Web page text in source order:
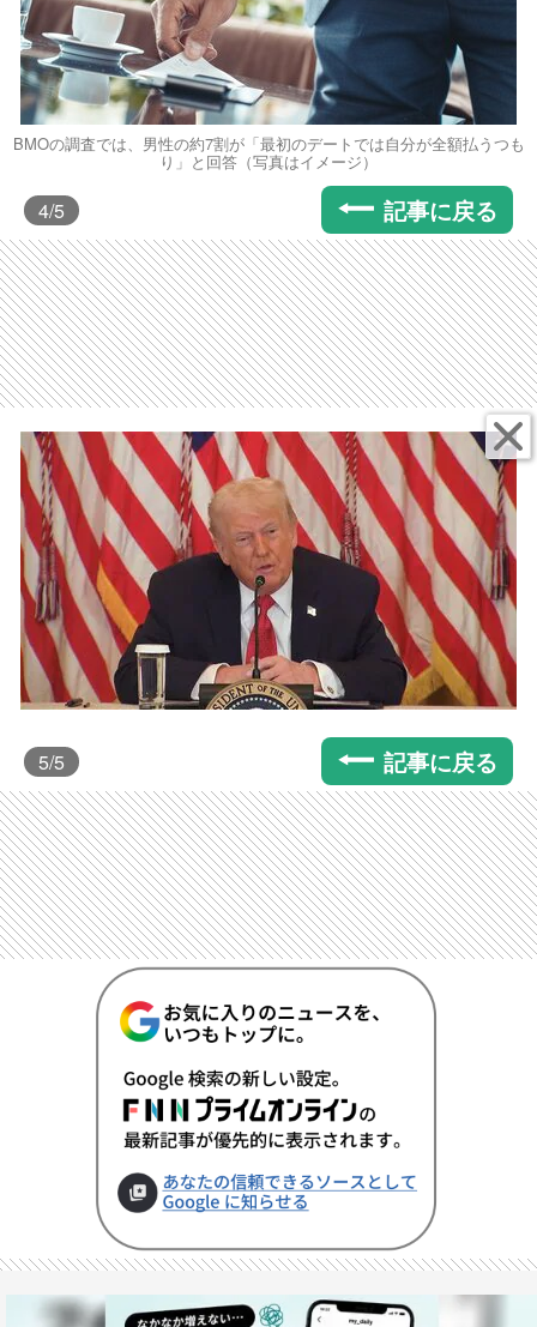
BMOの調査では、男性の約7割が「最初のデートでは自分が全額払うつも
り」と回答（写真はイメージ）
4/5 記事に戻る
5/5 記事に戻る